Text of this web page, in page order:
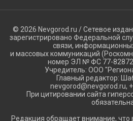
© 2026 Nevgorod.ru / Сетевое
зарегистрировано Федеральной
связи,
и массовых коммуникаций
номер ЭЛ № ФС 77-82872
Учредитель: ООО
Главный редактор:
nevgorod@nevgorod.ru,
При цитировании сайта
Редакция обращает внимание, что